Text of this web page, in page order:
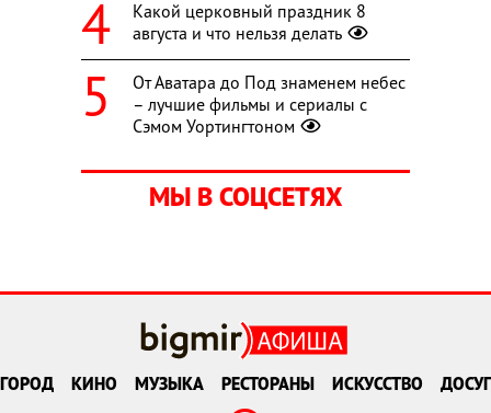
Какой церковный праздник 8
августа и что нельзя делать
От Аватара до Под знаменем небес
– лучшие фильмы и сериалы с
Сэмом Уортингтоном
МЫ В СОЦСЕТЯХ
ГОРОД КИНО МУЗЫКА РЕСТОРАНЫ ИСКУССТВО ДОСУГ